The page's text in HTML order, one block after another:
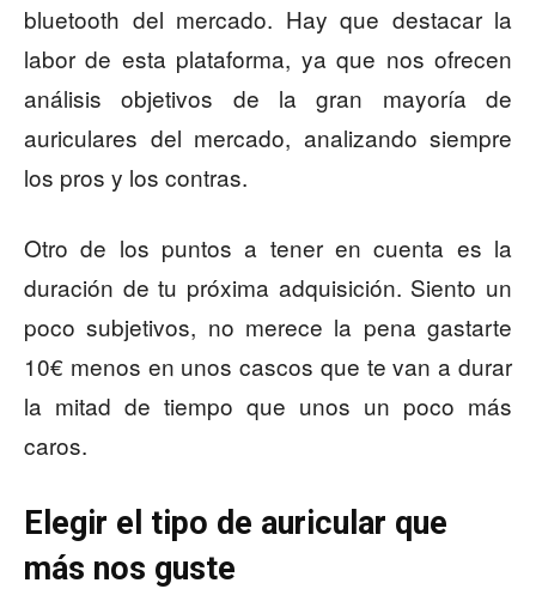
bluetooth del mercado. Hay que destacar la
labor de esta plataforma, ya que nos ofrecen
análisis objetivos de la gran mayoría de
auriculares del mercado, analizando siempre
los pros y los contras.
Otro de los puntos a tener en cuenta es la
duración de tu próxima adquisición. Siento un
poco subjetivos, no merece la pena gastarte
10€ menos en unos cascos que te van a durar
la mitad de tiempo que unos un poco más
caros.
Elegir el tipo de auricular que
más nos guste